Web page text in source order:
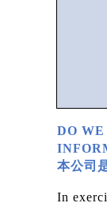
DO
本公司
In